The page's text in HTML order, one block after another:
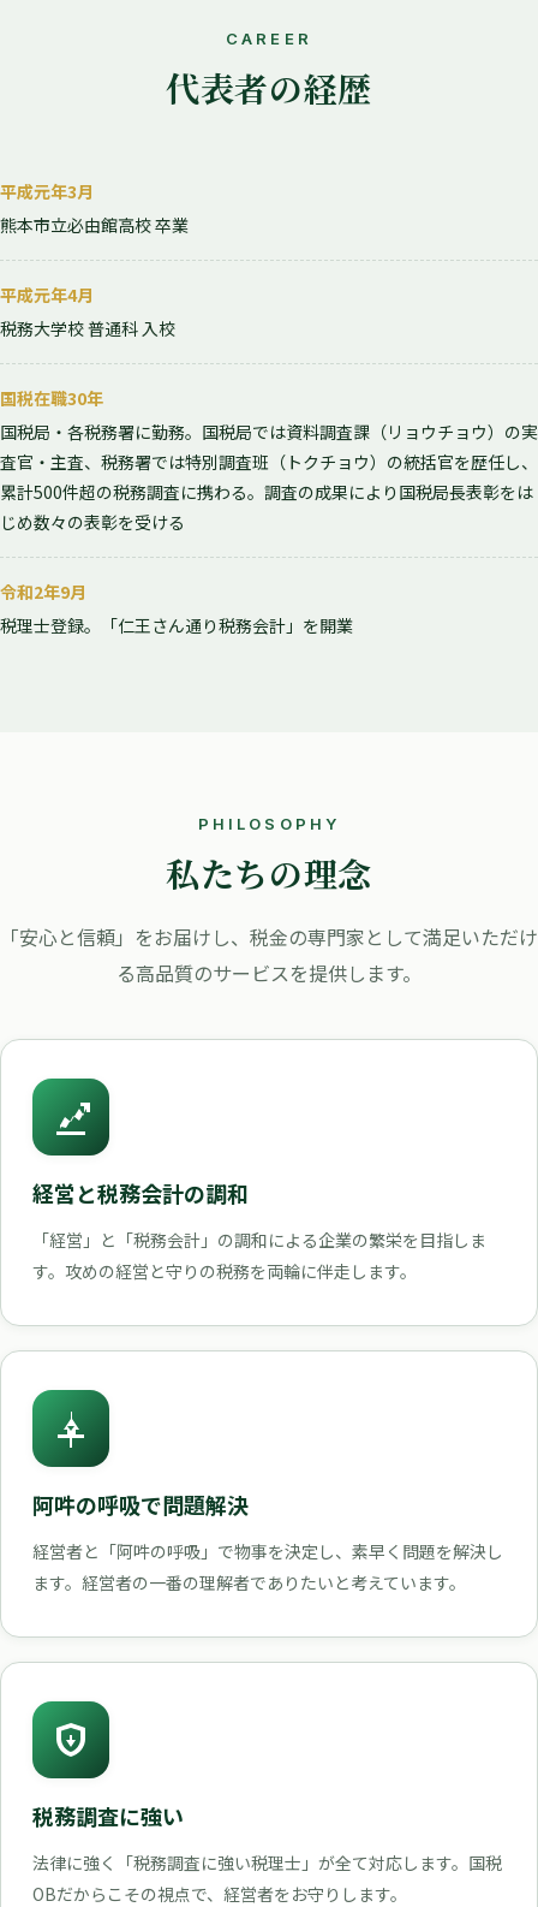
CAREER
代表者の経歴
平成元年3月
熊本市立必由館高校 卒業
平成元年4月
税務大学校 普通科 入校
国税在職30年
国税局・各税務署に勤務。国税局では資料調査課（リョウチョウ）の実
査官・主査、税務署では特別調査班（トクチョウ）の統括官を歴任し、
累計500件超の税務調査に携わる。調査の成果により国税局長表彰をは
じめ数々の表彰を受ける
令和2年9月
税理士登録。「仁王さん通り税務会計」を開業
PHILOSOPHY
私たちの理念
「安心と信頼」をお届けし、税金の専門家として満足いただけ
る高品質のサービスを提供します。
経営と税務会計の調和
「経営」と「税務会計」の調和による企業の繁栄を目指しま
す。攻めの経営と守りの税務を両輪に伴走します。
阿吽の呼吸で問題解決
経営者と「阿吽の呼吸」で物事を決定し、素早く問題を解決し
ます。経営者の一番の理解者でありたいと考えています。
税務調査に強い
法律に強く「税務調査に強い税理士」が全て対応します。国税
OBだからこその視点で、経営者をお守りします。